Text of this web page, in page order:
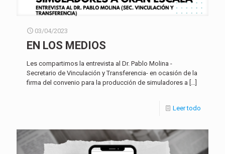
03/04/2023
EN LOS MEDIOS
Les compartimos la entrevista al Dr. Pablo Molina -
Secretario de Vinculación y Transferencia- en ocasión de la
firma del convenio para la producción de simuladores a […]
Leer todo